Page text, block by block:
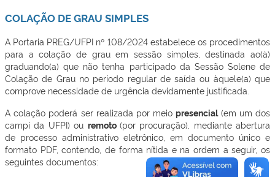
COLAÇÃO DE GRAU SIMPLES
A Portaria PREG/UFPI nº 108/2024 estabelece os procedimentos
para a colação de grau em sessão simples, destinada ao(à)
graduando(a) que não tenha participado da Sessão Solene de
Colação de Grau no período regular de saída ou àquele(a) que
comprove necessidade de urgência devidamente justificada.
A colação poderá ser realizada por meiopresencial (em um dos
campi da UFPI) ou remoto (por procuração), mediante abertura
de processo administrativo eletrônico, em documento único e
formato PDF, contendo, de forma nítida e na ordem a seguir, os
seguintes documentos: